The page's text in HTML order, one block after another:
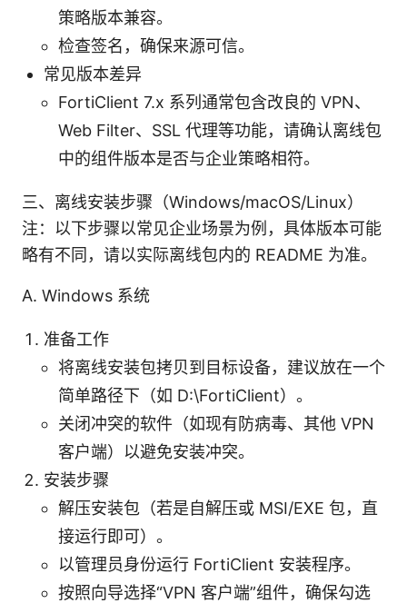
策略版本兼容。
检查签名，确保来源可信。
常见版本差异
FortiClient 7.x 系列通常包含改良的 VPN、
Web Filter、SSL 代理等功能，请确认离线包
中的组件版本是否与企业策略相符。
三、离线安装步骤（Windows/macOS/Linux）
注：以下步骤以常见企业场景为例，具体版本可能
略有不同，请以实际离线包内的 README 为准。
A. Windows 系统
准备工作
将离线安装包拷贝到目标设备，建议放在一个
简单路径下（如 D:\FortiClient）。
关闭冲突的软件（如现有防病毒、其他 VPN
客户端）以避免安装冲突。
安装步骤
解压安装包（若是自解压或 MSI/EXE 包，直
接运行即可）。
以管理员身份运行 FortiClient 安装程序。
按照向导选择“VPN 客户端”组件，确保勾选